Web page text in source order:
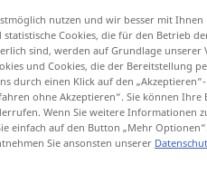
nutzen und wir besser mit Ihnen
Cookies, die für den Betrieb
sind, werden auf Grundlage unserer
und Cookies, die der Bereitstellung
durch einen Klick auf den
ohne Akzeptieren“. Sie können Ihre
Wenn Sie weitere Informationen
einfach auf den Button „Mehr Optionen“.
Sie ansonsten unserer